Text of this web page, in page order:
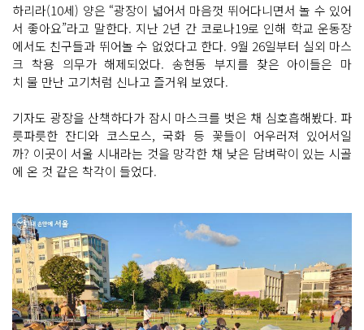
하리라(10세) 양은 “광장이 넓어서 마음껏 뛰어다니면서 놀 수 있어
서 좋아요”라고 말한다. 지난 2년 간 코로나19로 인해 학교 운동장
에서도 친구들과 뛰어놀 수 없었다고 한다. 9월 26일부터 실외 마스
크 착용 의무가 해제되었다. 송현동 부지를 찾은 아이들은 마
치 물 만난 고기처럼 신나고 즐거워 보였다.
기자도 광장을 산책하다가 잠시 마스크를 벗은 채 심호흡해봤다. 파
릇파릇한 잔디와 코스모스, 국화 등 꽃들이 어우러져 있어서일
까? 이곳이 서울 시내라는 것을 망각한 채 낮은 담벼락이 있는 시골
에 온 것 같은 착각이 들었다.